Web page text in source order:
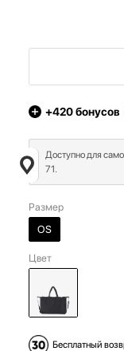
+420бонусов
Доступно для
71.
Размер
OS
Цвет
Бесплатный